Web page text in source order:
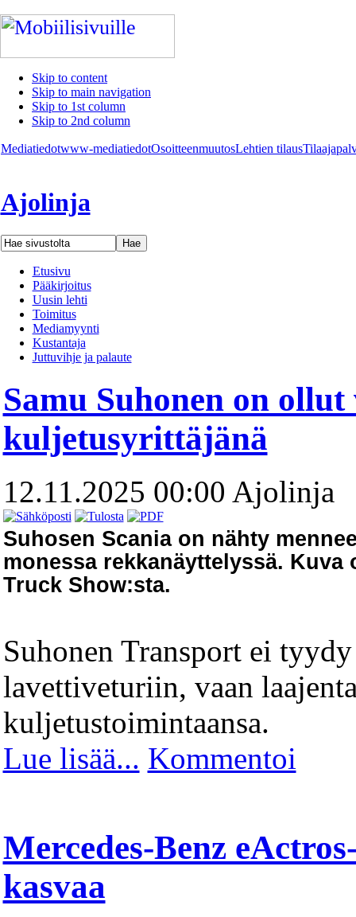
Skip to content
Skip to main navigation
Skip to 1st column
Skip to 2nd column
Mediatiedotwww-mediatiedotOsoitteenmuutosLehtien tilaus
Ajolinja
Etusivu
Pääkirjoitus
Uusin lehti
Toimitus
Mediamyynti
Kustantaja
Juttuvihje ja palaute
Samu Suhonen on ollut
kuljetusyrittäjänä
12.11.2025 00:00 Ajolinja
Suhosen Scania on nähty
monessa rekkanäyttelyssä. Kuva
Truck Show:sta.
Suhonen Transport ei
lavettiveturiin, vaan
kuljetustoimintaansa.
Lue lisää... Kommentoi
Mercedes-Benz
kasvaa